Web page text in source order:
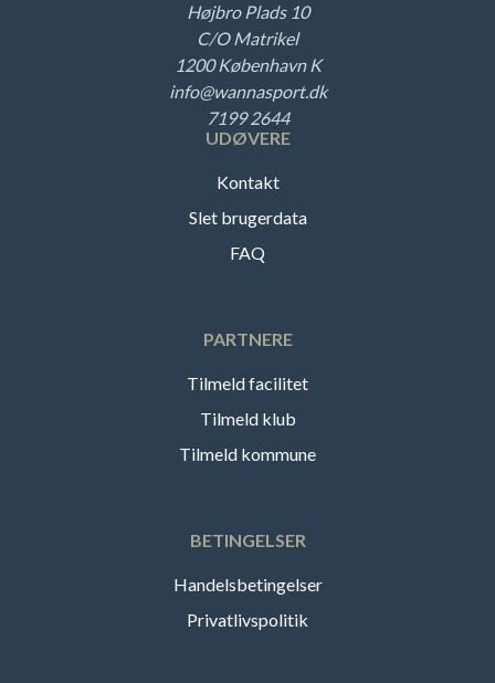
Højbro Plads 10
C/O Matrikel
1200 København K
info@wannasport.dk
7199 2644
UDØVERE
Kontakt
Slet brugerdata
FAQ
PARTNERE
Tilmeld facilitet
Tilmeld klub
Tilmeld kommune
BETINGELSER
Handelsbetingelser
Privatlivspolitik